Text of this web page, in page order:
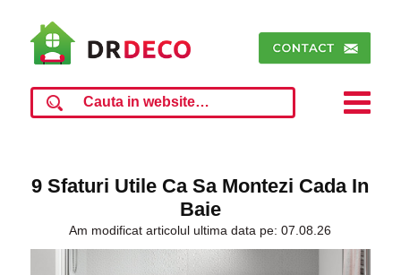
9 Sfaturi Utile Ca Sa Montezi Cada In
Baie
Am modificat articolul ultima data pe: 07.08.26